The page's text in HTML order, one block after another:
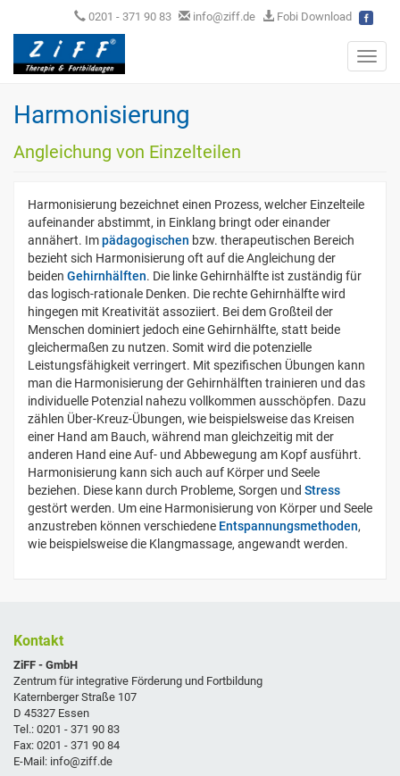
0201 - 371 90 83 info@ziff.de Fobi Download
Harmonisierung
Angleichung von Einzelteilen
Harmonisierung bezeichnet einen Prozess, welcher Einzelteile
aufeinander abstimmt, in Einklang bringt oder einander
annähert. Impädagogischen bzw. therapeutischen Bereich
bezieht sich Harmonisierung oft auf die Angleichung der
beiden Gehirnhälften. Die linke Gehirnhälfte ist zuständig für
das logisch-rationale Denken. Die rechte Gehirnhälfte wird
hingegen mit Kreativität assoziiert. Bei dem Großteil der
Menschen dominiert jedoch eine Gehirnhälfte, statt beide
gleichermaßen zu nutzen. Somit wird die potenzielle
Leistungsfähigkeit verringert. Mit spezifischen Übungen kann
man die Harmonisierung der Gehirnhälften trainieren und das
individuelle Potenzial nahezu vollkommen ausschöpfen. Dazu
zählen Über-Kreuz-Übungen, wie beispielsweise das Kreisen
einer Hand am Bauch, während man gleichzeitig mit der
anderen Hand eine Auf- und Abbewegung am Kopf ausführt.
Harmonisierung kann sich auch auf Körper und Seele
beziehen. Diese kann durch Probleme, Sorgen und Stress
gestört werden. Um eine Harmonisierung von Körper und Seele
anzustreben können verschiedene Entspannungsmethoden,
wie beispielsweise die Klangmassage, angewandt werden.
Kontakt
ZiFF - GmbH
Zentrum für integrative Förderung und Fortbildung
Katernberger Straße 107
D 45327 Essen
Tel.: 0201 - 371 90 83
Fax: 0201 - 371 90 84
E-Mail: info@ziff.de